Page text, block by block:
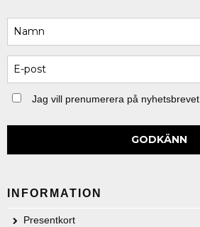
Jag vill prenumerera på nyhetsbrevet
GODKÄNN
INFORMATION
Presentkort